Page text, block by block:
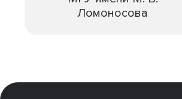
Ломоносова